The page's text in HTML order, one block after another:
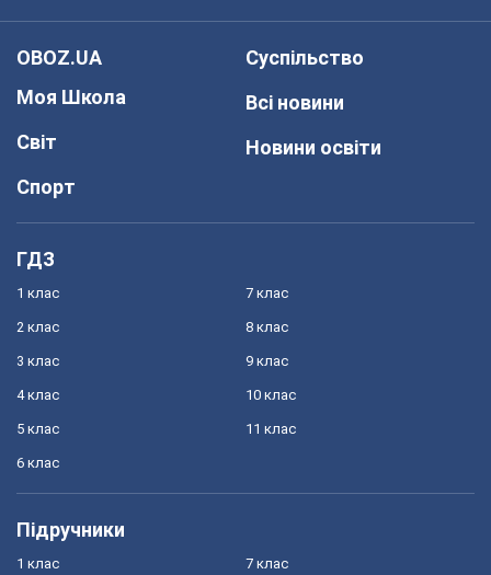
OBOZ.UA
Моя Школа
Світ
Спорт
Суспільство
Всі новини
Новини освіти
ГДЗ
1 клас
2 клас
3 клас
4 клас
5 клас
6 клас
7 клас
8 клас
9 клас
10 клас
11 клас
Підручники
1 клас 7 клас